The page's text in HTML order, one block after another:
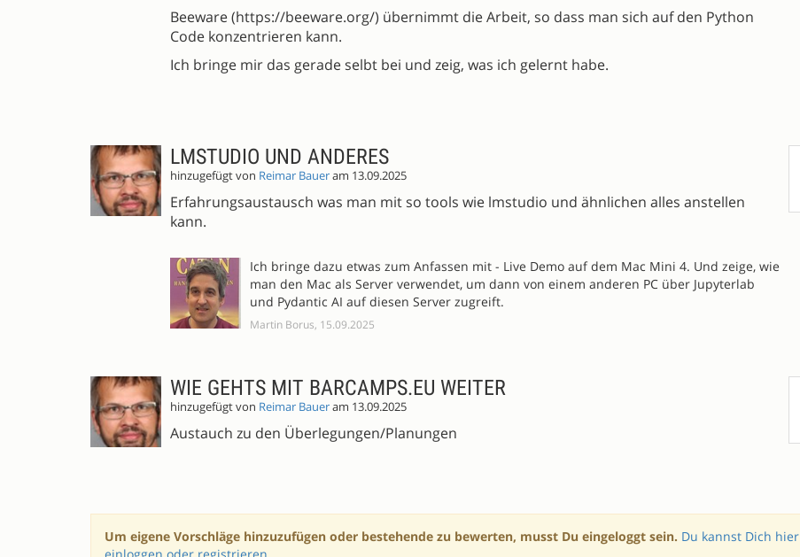
Beeware (https://beeware.org/) übernimmt die Arbeit, so dass man sich auf den Python
Code konzentrieren kann.
Ich bringe mir das gerade selbt bei und zeig, was ich gelernt habe.
LMSTUDIO UND ANDERES
hinzugefügt von Reimar Baueram 13.09.2025
Erfahrungsaustausch was man mit so tools wie lmstudio und ähnlichen alles anstellen
kann.
Ich bringe dazu etwas zum Anfassen mit - Live Demo auf dem Mac Mini 4. Und zeige, wie
man den Mac als Server verwendet, um dann von einem anderen PC über Jupyterlab
und Pydantic AI auf diesen Server zugreift.
Martin Borus, 15.09.2025
WIE GEHTS MIT BARCAMPS.EU WEITER
hinzugefügt von Reimar Baueram 13.09.2025
Austauch zu den Überlegungen/Planungen
Um eigene Vorschläge hinzuzufügen oder bestehende zu bewerten, musst Du eingeloggt sein. Du kannst Dich hier